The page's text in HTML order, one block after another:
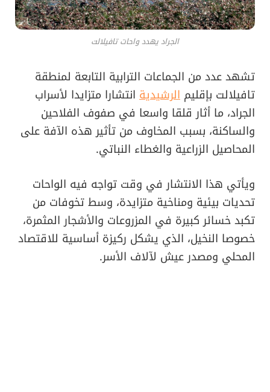
الجراد يهدد واحات تافيلالت
تشهد عدد من الجماعات الترابية التابعة لمنطقة
تافيلالت بإقليم الرشيدية انتشارا متزايدا لأسراب
الجراد، ما أثار قلقا واسعا في صفوف الفلاحين
والساكنة، بسبب المخاوف من تأثير هذه الآفة على
المحاصيل الزراعية والغطاء النباتي.
ويأتي هذا الانتشار في وقت تواجه فيه الواحات
تحديات بيئية ومناخية متزايدة، وسط تخوفات من
تكبد خسائر كبيرة في المزروعات والأشجار المثمرة،
خصوصا النخيل، الذي يشكل ركيزة أساسية للاقتصاد
المحلي ومصدر عيش لآلاف الأسر.